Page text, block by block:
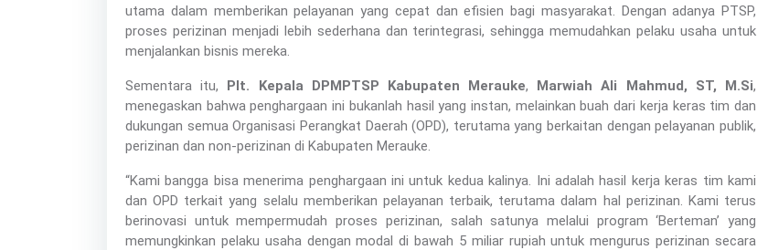
utama dalam memberikan pelayanan yang cepat dan efisien bagi masyarakat. Dengan adanya PTSP,
proses perizinan menjadi lebih sederhana dan terintegrasi, sehingga memudahkan pelaku usaha untuk
menjalankan bisnis mereka.
Sementara itu, Plt. Kepala DPMPTSP Kabupaten Merauke, Marwiah Ali Mahmud, ST, M.Si,
menegaskan bahwa penghargaan ini bukanlah hasil yang instan, melainkan buah dari kerja keras tim dan
dukungan semua Organisasi Perangkat Daerah (OPD), terutama yang berkaitan dengan pelayanan publik,
perizinan dan non-perizinan di Kabupaten Merauke.
“Kami bangga bisa menerima penghargaan ini untuk kedua kalinya. Ini adalah hasil kerja keras tim kami
dan OPD terkait yang selalu memberikan pelayanan terbaik, terutama dalam hal perizinan. Kami terus
berinovasi untuk mempermudah proses perizinan, salah satunya melalui program ‘Berteman’ yang
memungkinkan pelaku usaha dengan modal di bawah 5 miliar rupiah untuk mengurus perizinan secara